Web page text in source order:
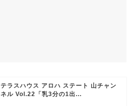
テラスハウス アロハ ステート 山チャン
ネル Vol.22「乳3分の1出...